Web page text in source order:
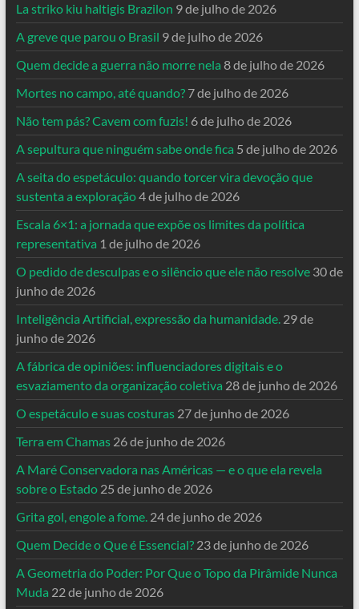
La striko kiu haltigis Brazilon 9 de julho de 2026
A greve que parou o Brasil 9 de julho de 2026
Quem decide a guerra não morre nela 8 de julho de 2026
Mortes no campo, até quando? 7 de julho de 2026
Não tem pás? Cavem com fuzis! 6 de julho de 2026
A sepultura que ninguém sabe onde fica 5 de julho de 2026
A seita do espetáculo: quando torcer vira devoção que
sustenta a exploração4 de julho de 2026
Escala 6×1: a jornada que expõe os limites da política
representativa 1 de julho de 2026
O pedido de desculpas e o silêncio que ele não resolve 30 de
junho de 2026
Inteligência Artificial, expressão da humanidade. 29 de
junho de 2026
A fábrica de opiniões: influenciadores digitais e o
esvaziamento da organização coletiva 28 de junho de 2026
O espetáculo e suas costuras 27 de junho de 2026
Terra em Chamas 26 de junho de 2026
A Maré Conservadora nas Américas — e o que ela revela
sobre o Estado 25 de junho de 2026
Grita gol, engole a fome. 24 de junho de 2026
Quem Decide o Que é Essencial? 23 de junho de 2026
A Geometria do Poder: Por Que o Topo da Pirâmide Nunca
Muda 22 de junho de 2026